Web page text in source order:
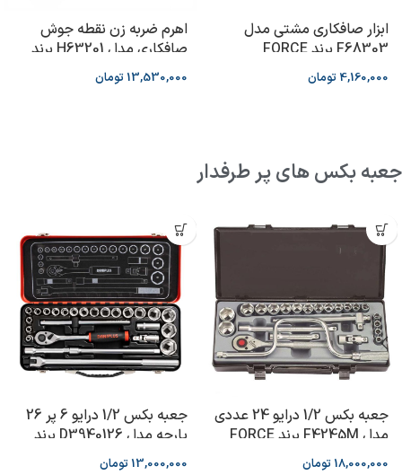
ابزار صافکاری مشتی مدل
F68303 برند FORCE
4,160,000 تومان
اهرم ضربه زن نقطه جوش
صافکاری مدل H63201 برند
HEZBURN
13,530,000 تومان
جعبه بکس های پر طرفدار
جعبه بکس 1/2 درایو 24 عددی
مدل F4245M برند FORCE
18,000,000 تومان
جعبه بکس 1/2 درایو 6 پر 26
پارچه مدل D3940126 برند
DANAPLUS
13,000,000 تومان